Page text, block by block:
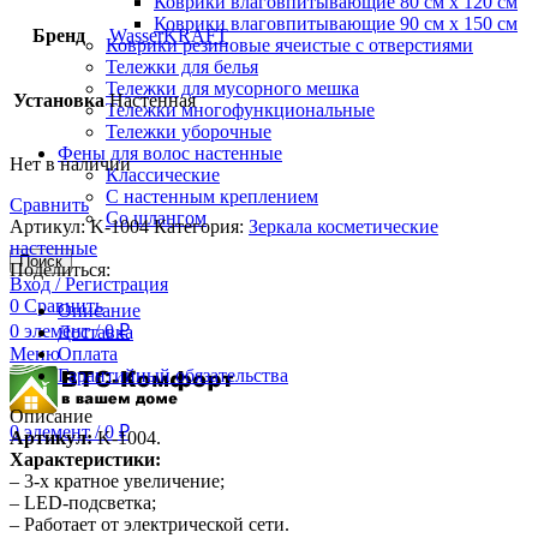
Коврики влаговпитывающие 90 см х 150 см
Коврики резиновые ячеистые с отверстиями
Тележки для белья
Тележки для мусорного мешка
Тележки многофункциональные
Тележки уборочные
Фены для волос настенные
Классические
С настенным креплением
Со шлангом
Поиск
Вход / Регистрация
0 Сравнить
0 элемент / 0₽
Меню
0элемент / 0 ₽
Бренд WasserKRAFT
Установка Настенная
Нет в наличии
Сравнить
Артикул:K-1004Категория: Зеркала косметические
настенные
Поделиться:
Описание
Доставка
Оплата
Гарантийный обязательства
Описание
Артикул:K-1004.
Характеристики:
– 3-х кратное увеличение;
– LED-подсветка;
– Работает от электрической сети.